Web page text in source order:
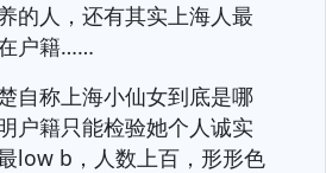
的人，还有其实上海人最
户籍……
自称上海小仙女到底是哪
户籍只能检验她个人诚实
low b，人数上百，形形色